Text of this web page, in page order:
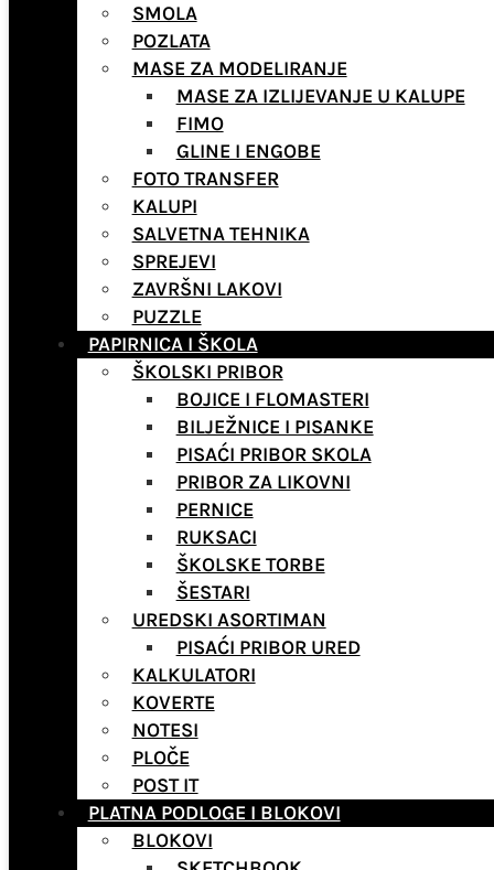
SMOLA
POZLATA
MASE ZA MODELIRANJE
MASE ZA IZLIJEVANJE U KALUPE
FIMO
GLINE I ENGOBE
FOTO TRANSFER
KALUPI
SALVETNA TEHNIKA
SPREJEVI
ZAVRŠNI LAKOVI
PUZZLE
PAPIRNICA I ŠKOLA
ŠKOLSKI PRIBOR
BOJICE I FLOMASTERI
BILJEŽNICE I PISANKE
PISAĆI PRIBOR SKOLA
PRIBOR ZA LIKOVNI
PERNICE
RUKSACI
ŠKOLSKE TORBE
ŠESTARI
UREDSKI ASORTIMAN
PISAĆI PRIBOR URED
KALKULATORI
KOVERTE
NOTESI
PLOČE
POST IT
PLATNA PODLOGE I BLOKOVI
BLOKOVI